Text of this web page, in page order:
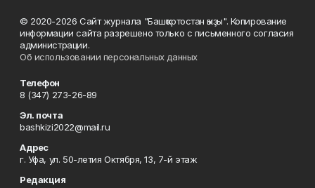
© 2020-2026 Сайт журнала "Башҡортостан ҡыҙы". Копирование
информации сайта разрешено только с письменного согласия
администрации.
Об использовании персональных данных
Телефон
8 (347) 273-26-89
Эл. почта
bashkizi2022@mail.ru
Адрес
г. Уфа, ул. 50-летия Октября, 13, 7-й этаж
Редакция